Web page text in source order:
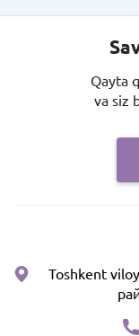
Qayta
va siz
Toshkent